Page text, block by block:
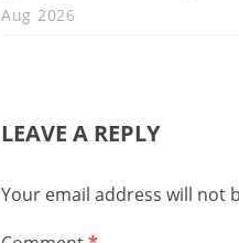
Aug 2026
LEAVE A REPLY
Your email address will not